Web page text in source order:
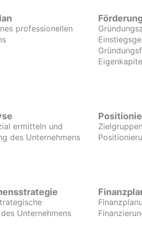
professionellen
ermitteln und
des Unternehmens
Unternehmens